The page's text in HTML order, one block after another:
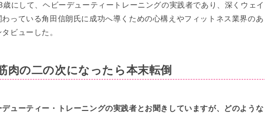
歳にして、ヘビーデューティートレーニングの実践者であり、深くウェイ
わっている角田信朗氏に成功へ導くための心構えやフィットネス業界のあ
ビューした。
肉の二の次になったら本末転倒
ューティー・トレーニングの実践者とお聞きしていますが、どのような